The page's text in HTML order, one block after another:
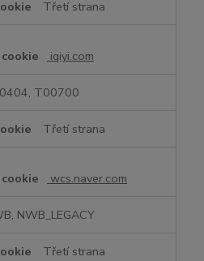
Třetí strana
iqiyi.com
T00700
Třetí strana
wcs.naver.com
NWB_LEGACY
Třetí strana